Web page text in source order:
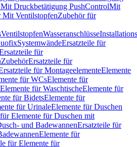
Druckbetätigung PushControlMit
Mit VentilstopfenZubehör für
VentilstopfenWasseranschlüsse
SystemwändeErsatzteile für
für
ZubehörErsatzteile für
für MontageelementeElemente
für WCsElemente für
für WaschtischeElemente für
für BidetsElemente für
für UrinaleElemente für Duschen
Elemente für Duschen mit
und BadewannenErsatzteile für
Elemente für
für Elemente für